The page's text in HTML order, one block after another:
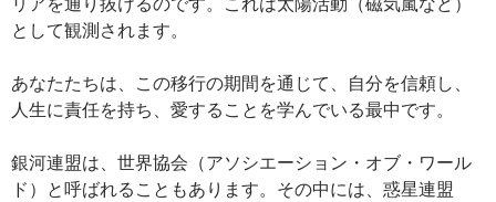
として観測されます。
あなたたちは、この移行の期間を通じて、自分を信頼し、
人生に責任を持ち、愛することを学んでいる最中です。
銀河連盟は、世界協会（アソシエーション・オブ・ワール
ド）と呼ばれることもあります。その中には、惑星連盟